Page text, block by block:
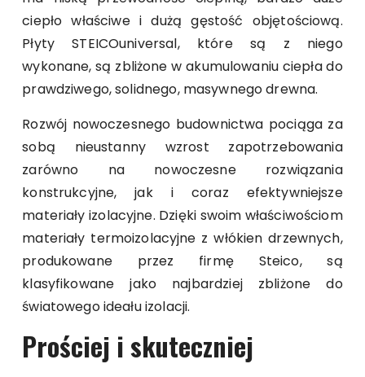
ciepło właściwe i dużą gęstość objętościową.
Płyty STEICOuniversal, które są z niego
wykonane, są zbliżone w akumulowaniu ciepła do
prawdziwego, solidnego, masywnego drewna.
Rozwój nowoczesnego budownictwa pociąga za
sobą nieustanny wzrost zapotrzebowania
zarówno na nowoczesne rozwiązania
konstrukcyjne, jak i coraz efektywniejsze
materiały izolacyjne. Dzięki swoim właściwościom
materiały termoizolacyjne z włókien drzewnych,
produkowane przez firmę Steico, są
klasyfikowane jako najbardziej zbliżone do
światowego ideału izolacji.
Prościej i skuteczniej